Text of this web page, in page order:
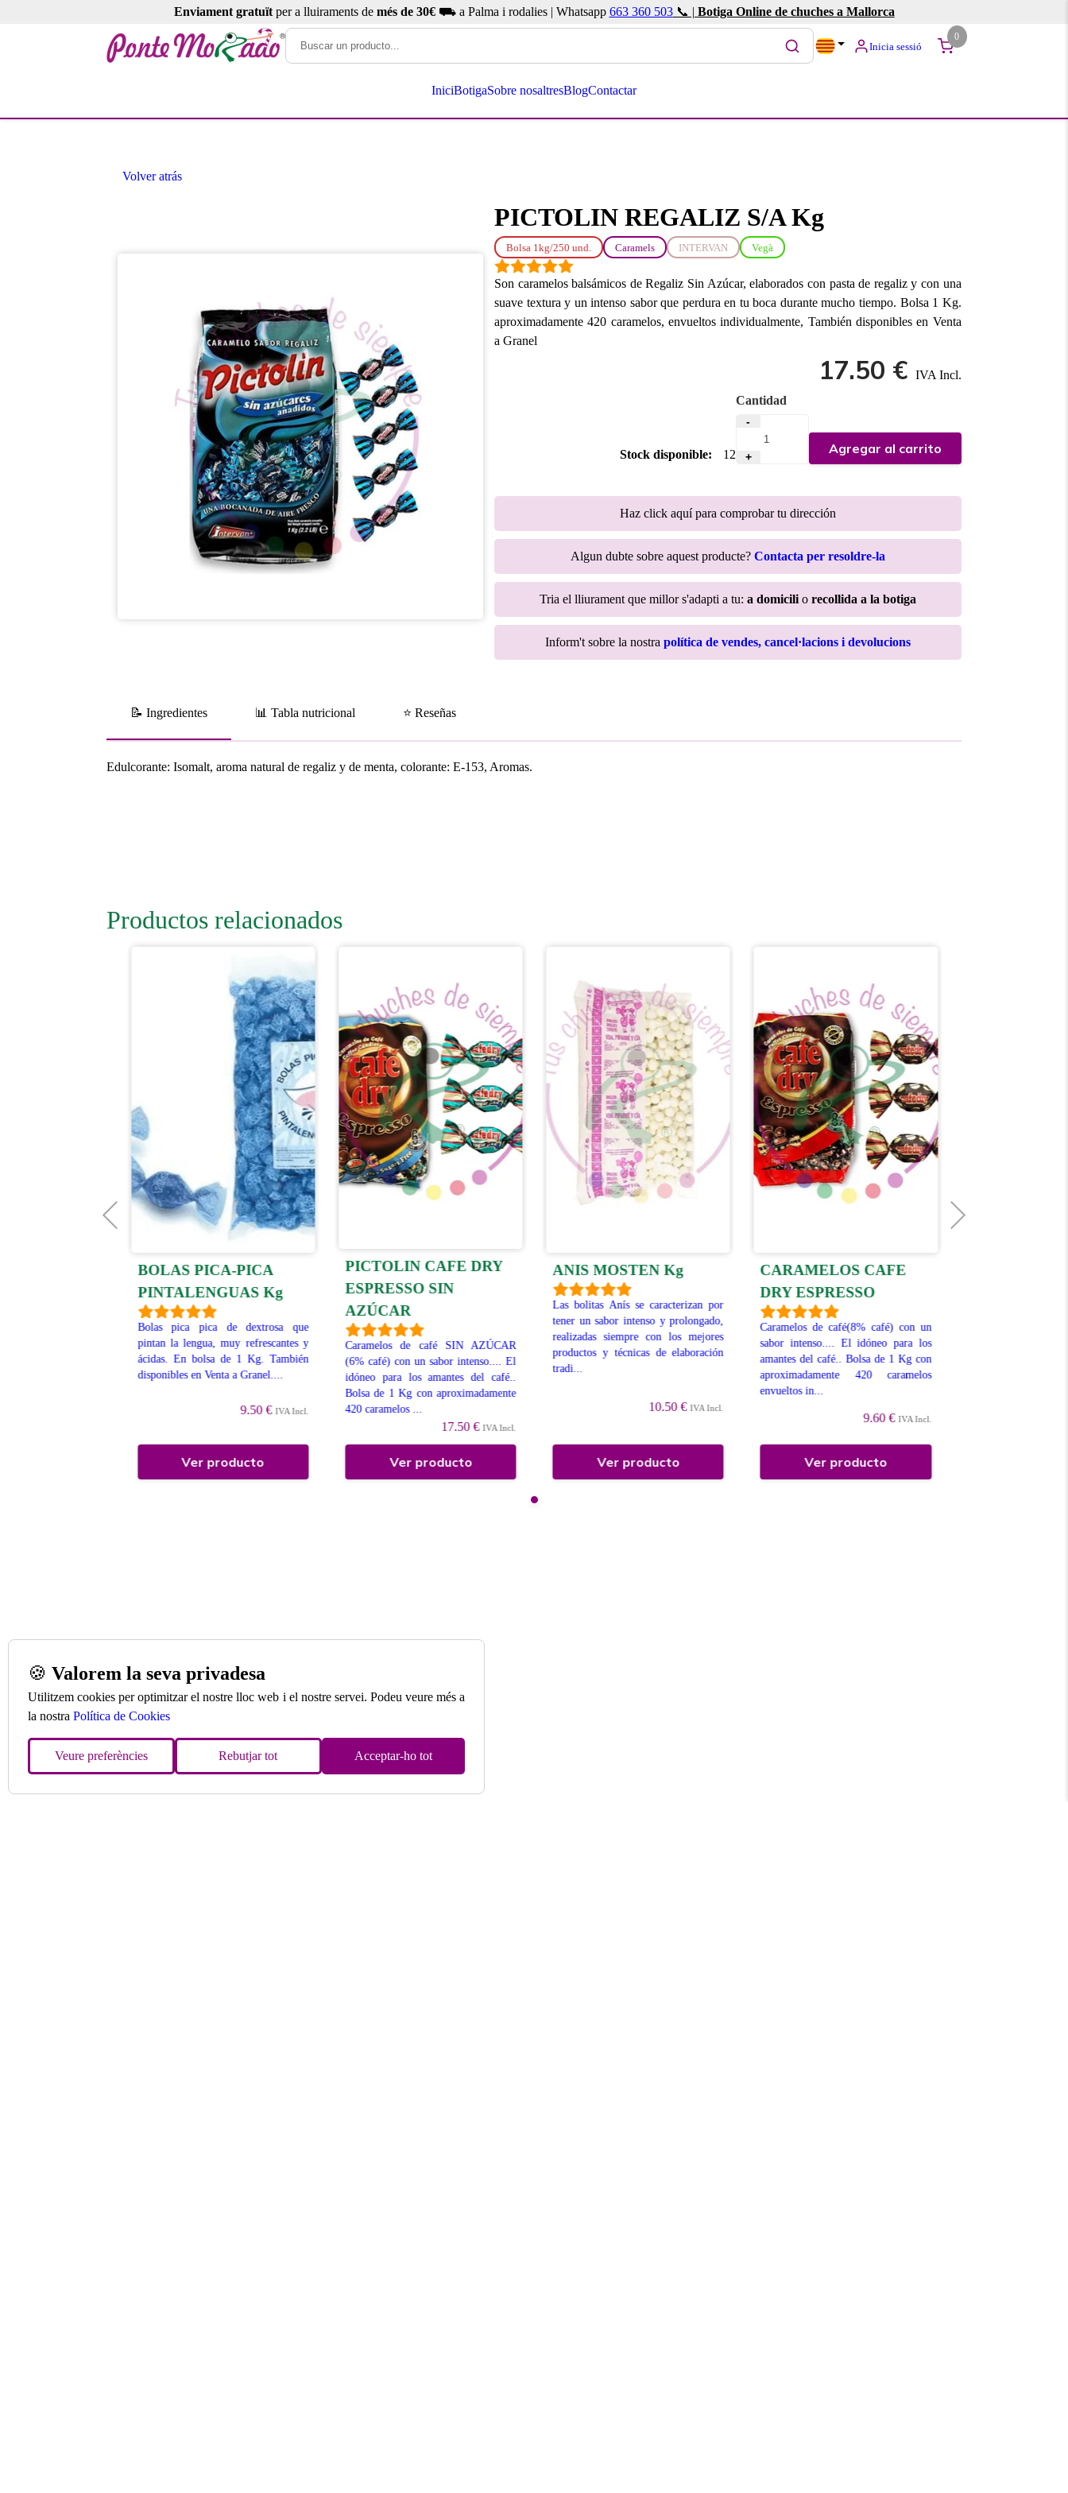
Enviament gratuïtper a lluiraments de més de 30€⛟ a Palma i rodalies | Whatsapp 663 360 503📞 | Botiga Online de chuches a Mallorca
Inicia sessió
0
IniciBotigaSobre nosaltresBlogContactar
Volver atrás
PICTOLIN REGALIZ S/A Kg
Bolsa 1kg/250 und. Caramels INTERVAN Vegà
Son caramelos balsámicos de Regaliz Sin Azúcar, elaborados con pasta de regaliz y con una
suave textura y un intenso sabor que perdura en tu boca durante mucho tiempo. Bolsa 1 Kg.
aproximadamente 420 caramelos, envueltos individualmente, También disponibles en Venta
a Granel
17.50 € IVA Incl.
Stock disponible: 12
Cantidad
-
+
Agregar al carrito
Haz click aquí para comprobar tu dirección
Algun dubte sobre aquest producte? Contacta per resoldre-la
Tria el lliurament que millor s'adapti a tu: a domicilio recollida a la botiga
Inform't sobre la nostra política de vendes, cancel·lacions i devolucions
📝 Ingredientes 📊 Tabla nutricional ⭐ Reseñas
Edulcorante: Isomalt, aroma natural de regaliz y de menta, colorante: E-153, Aromas.
Productos relacionados
BOLAS PICA-PICA
PINTALENGUAS Kg
Bolas pica pica de dextrosa que
pintan la lengua, muy refrescantes y
ácidas. En bolsa de 1 Kg. También
disponibles en Venta a Granel....
9.50 € IVA Incl.
Ver producto
PICTOLIN CAFE DRY
ESPRESSO SIN
AZÚCAR
Caramelos de café SIN AZÚCAR
(6% café) con un sabor intenso.... El
idóneo para los amantes del café..
Bolsa de 1 Kg con aproximadamente
420 caramelos ...
17.50 € IVA Incl.
Ver producto
ANIS MOSTEN Kg
Las bolitas Anís se caracterizan por
tener un sabor intenso y prolongado,
realizadas siempre con los mejores
productos y técnicas de elaboración
tradi...
10.50 € IVA Incl.
Ver producto
CARAMELOS CAFE
DRY ESPRESSO
Caramelos de café(8% café) con un
sabor intenso.... El idóneo para los
amantes del café.. Bolsa de 1 Kg con
aproximadamente 420 caramelos
envueltos in...
9.60 € IVA Incl.
Ver producto
🍪 Valorem la seva privadesa
Utilitzem cookies per optimitzar el nostre lloc web i el nostre servei. Podeu veure més a
la nostra Política de Cookies
Veure preferències Rebutjar tot Acceptar-ho tot